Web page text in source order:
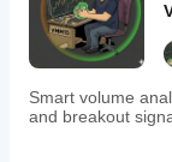
Smart volume
and breakout